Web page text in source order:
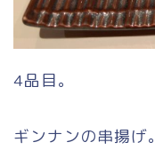
4品目。
ギンナンの串揚げ。